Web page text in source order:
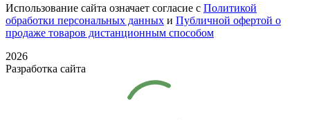
Использование сайта означает согласие с Политикой
обработки персональных данных и Публичной офертой о
продаже товаров дистанционным способом
2026
Разработка сайта